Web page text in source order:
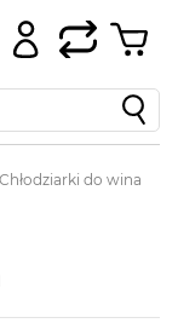
Chłodziarki do wina